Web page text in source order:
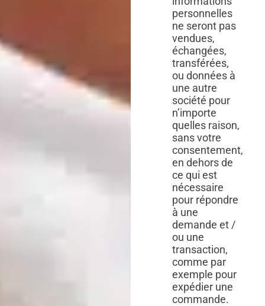
personnelles
ne seront pas
vendues,
échangées,
transférées,
ou données à
une autre
société pour
n’importe
quelles raison,
sans votre
consentement,
en dehors de
ce qui est
nécessaire
pour répondre
à une
demande et /
ou une
transaction,
comme par
exemple pour
expédier une
commande.